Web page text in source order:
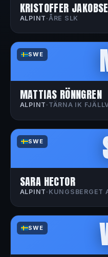
KRISTOFFER
ALPINT ·ÅRE SLK
SWE
MATTIAS RÖNNGREN
ALPINT · TÄRNA IK
SWE
SARA HECTOR
ALPINT · KUNGSBERGET
SWE